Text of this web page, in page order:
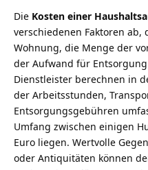
Die Kosten einer
verschiedenen Faktoren
Wohnung, die Menge der
der Aufwand für
Dienstleister berechnen in
der Arbeitsstunden,
Entsorgungsgebühren
Umfang zwischen einigen
Euro liegen. Wertvolle
oder Antiquitäten können